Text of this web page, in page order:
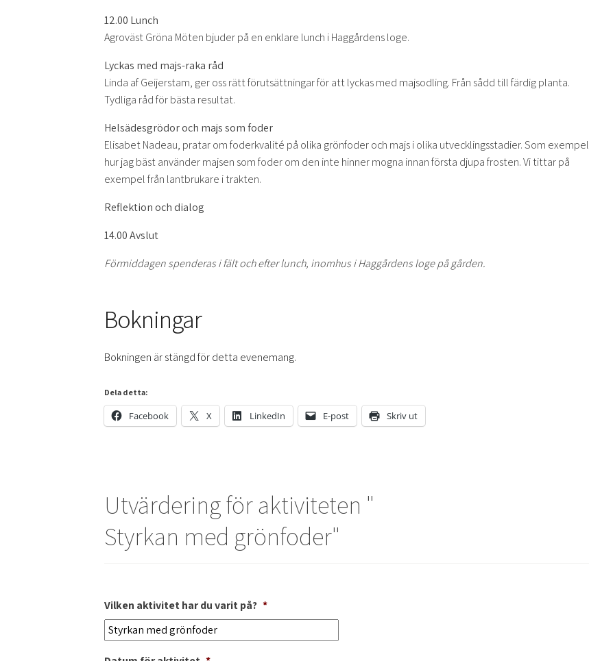
12.00 Lunch
Agroväst Gröna Möten bjuder på en enklare lunch i Haggårdens loge.
Lyckas med majs-raka råd
Linda af Geijerstam, ger oss rätt förutsättningar för att lyckas med majsodling. Från sådd till färdig planta.
Tydliga råd för bästa resultat.
Helsädesgrödor och majs som foder
Elisabet Nadeau, pratar om foderkvalité på olika grönfoder och majs i olika utvecklingsstadier. Som exempel
hur jag bäst använder majsen som foder om den inte hinner mogna innan första djupa frosten. Vi tittar på
exempel från lantbrukare i trakten.
Reflektion och dialog
14.00 Avslut
Förmiddagen spenderas i fält och efter lunch, inomhus i Haggårdens loge på gården.
Bokningar
Bokningen är stängd för detta evenemang.
Dela detta:
Facebook X LinkedIn E-post Skriv ut
Utvärdering för aktiviteten "
Styrkan med grönfoder"
Vilken aktivitet har du varit på? *